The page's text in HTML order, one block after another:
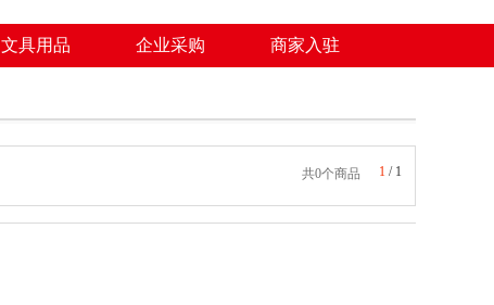
文具用品 企业采购 商家入驻
共0个商品 1 / 1